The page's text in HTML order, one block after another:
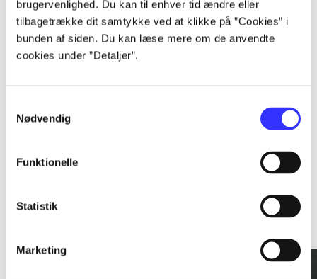
brugervenlighed. Du kan til enhver tid ændre eller
tilbagetrække dit samtykke ved at klikke på ”Cookies” i
bunden af siden. Du kan læse mere om de anvendte
cookies under ”Detaljer”.
Nødvendig
Funktionelle
Statistik
Marketing
...